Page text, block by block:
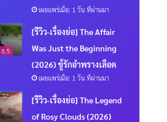
เผยแพร่เมื่อ: 1 วัน ที่ผ่านมา
8.5
[รีวิว-เรื่องย่อ] The Affair
Was Just the Beginning
(2026) ชู้รักอำพรางเลือด
เผยแพร่เมื่อ: 1 วัน ที่ผ่านมา
[รีวิว-เรื่องย่อ] The Legend
of Rosy Clouds (2026)